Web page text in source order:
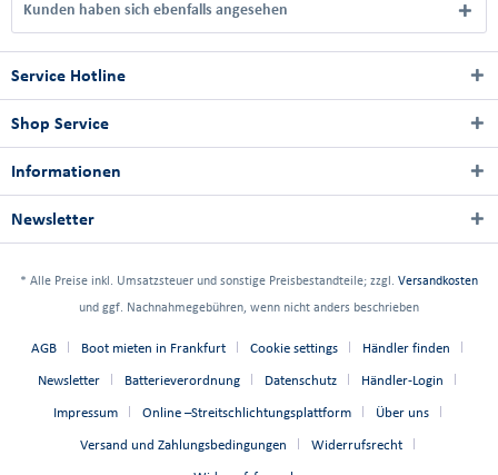
Kunden haben sich ebenfalls angesehen
Service Hotline
Shop Service
Informationen
Newsletter
* Alle Preise inkl. Umsatzsteuer und sonstige Preisbestandteile; zzgl. Versandkosten
und ggf. Nachnahmegebühren, wenn nicht anders beschrieben
AGB Boot mieten in Frankfurt Cookie settings Händler finden
Newsletter Batterieverordnung Datenschutz Händler-Login
Impressum Online –Streitschlichtungsplattform Über uns
Versand und Zahlungsbedingungen Widerrufsrecht